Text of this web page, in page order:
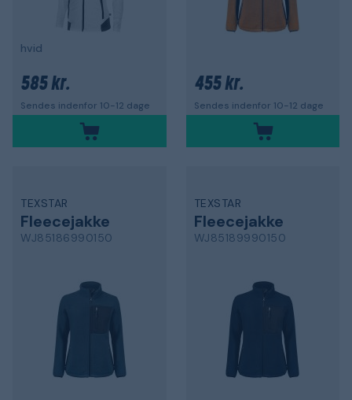
hvid
585 kr.
Sendes indenfor 10-12 dage
455 kr.
Sendes indenfor 10-12 dage
TEXSTAR
Fleecejakke
WJ85186990150
TEXSTAR
Fleecejakke
WJ85189990150